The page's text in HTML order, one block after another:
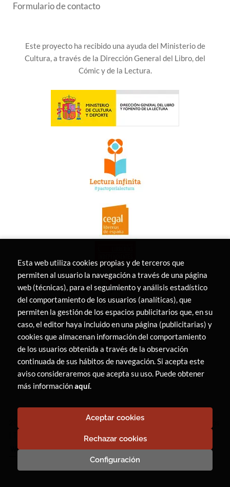
Formulario de contacto
Este proyecto ha recibido una ayuda del Ministerio de
Cultura, a través de la Dirección General del Libro, del
Cómic y de la Lectura.
LIBRERÍA CANAIMA. Todos los Derechos Reservados
Esta web utiliza cookies propias y de terceros que
permiten al usuario la navegación a través de una página
web (técnicas), para el seguimiento y análisis estadístico
del comportamiento de los usuarios (analíticas), que
permiten la gestión de los espacios publicitarios que, en su
caso, el editor haya incluido en una página (publicitarias) y
cookies que almacenan información del comportamiento
de los usuarios obtenida a través de la observación
continuada de sus hábitos de navegación. Si acepta este
aviso consideraremos que acepta su uso. Puede obtener
más informaciónaquí.
Configuración
Rechazar cookies
Aceptar cookies